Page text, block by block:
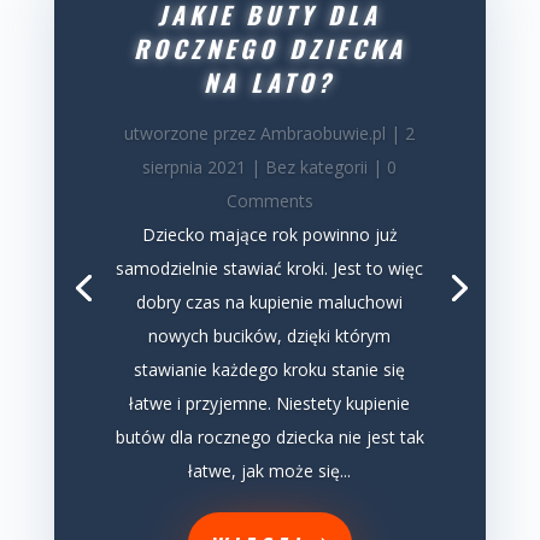
JAKIE BUTY DLA
ROCZNEGO DZIECKA
NA LATO?
utworzone przezAmbraobuwie.pl | 2
sierpnia 2021 | Bez kategorii | 0
Comments
Dziecko mające rok powinno już
samodzielnie stawiać kroki. Jest to więc
dobry czas na kupienie maluchowi
nowych bucików, dzięki którym
stawianie każdego kroku stanie się
łatwe i przyjemne. Niestety kupienie
butów dla rocznego dziecka nie jest tak
łatwe, jak może się...